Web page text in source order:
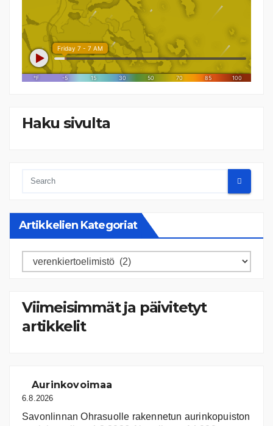
Haku sivulta
Artikkelien Kategoriat
Artikkelien
Viimeisimmät ja päivitetyt
artikkelit
Aurinkovoimaa
6.8.2026
Savonlinnan Ohrasuolle rakennetun aurinkopuiston